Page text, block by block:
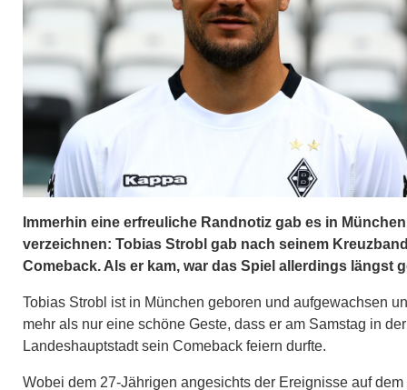
Immerhin eine erfreuliche Randnotiz gab es in
verzeichnen: Tobias Strobl gab nach seinem
Comeback. Als er kam, war das Spiel allerdings längst
Tobias Strobl ist in München geboren und aufgewachsen
mehr als nur eine schöne Geste, dass er am Samstag in
Landeshauptstadt sein Comeback feiern durfte.
Wobei dem 27-Jährigen angesichts der Ereignisse auf